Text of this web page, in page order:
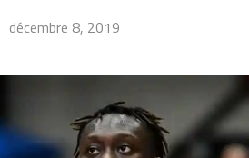
décembre 8, 2019